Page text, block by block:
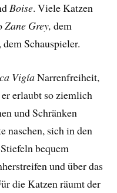
Boise. Viele Katzen
Zane Grey,dem
, dem Schauspieler.
VigíaNarrenfreiheit,
erlaubt so ziemlich
und Schränken
naschen, sich in den
bequem
und über das
die Katzen räumt der